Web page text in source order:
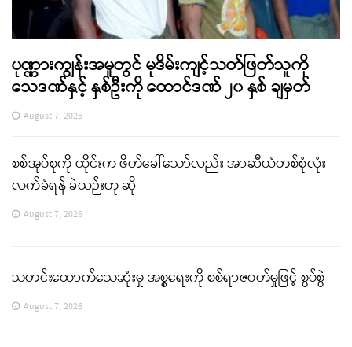
ပုဏ္ဏားကျွန်းအမှုတွင် မုဒိမ်းကျင့်သတ်ဖြတ်သူကို
သေဒဏ်နှင့် နှစ်ဦးကို ထောင်ဒဏ် ၂၀ နှစ် ချမှတ်
August 7, 2026
စစ်အုပ်စုကို ထိုင်းက ဖိတ်ခေါ်သော်လည်း အာဆီယံတစ်စုံလုံး
လက်ခံရန် ခဲယဉ်းဟု ဆို
August 7, 2026
သတင်းထောက်သေဆုံးမှု အစ္စရေးကို စစ်ရာဇဝတ်မှုဖြင့် စွပ်စွဲ
August 7, 2026